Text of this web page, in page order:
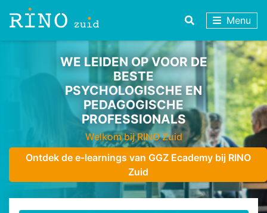
Menu
Ontdek de e-learnings van GGZ Ecademy bij RINO
Zuid
WE LEIDEN OP VOOR DE
BESTE
PSYCHOLOGISCHE EN
PEDAGOGISCHE
PROFESSIONALS
Welkom bij RINO Zuid